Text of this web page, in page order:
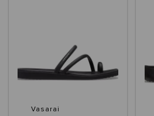
Vasarai